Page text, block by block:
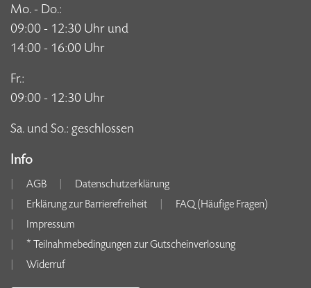
Mo. - Do.:
09:00 - 12:30 Uhr und
14:00 - 16:00 Uhr
Fr.:
09:00 - 12:30 Uhr
Sa. und So.: geschlossen
Info
AGB
Datenschutzerklärung
Erklärung zur Barrierefreiheit
FAQ (Häufige Fragen)
Impressum
* Teilnahmebedingungen zur Gutscheinverlosung
Widerruf